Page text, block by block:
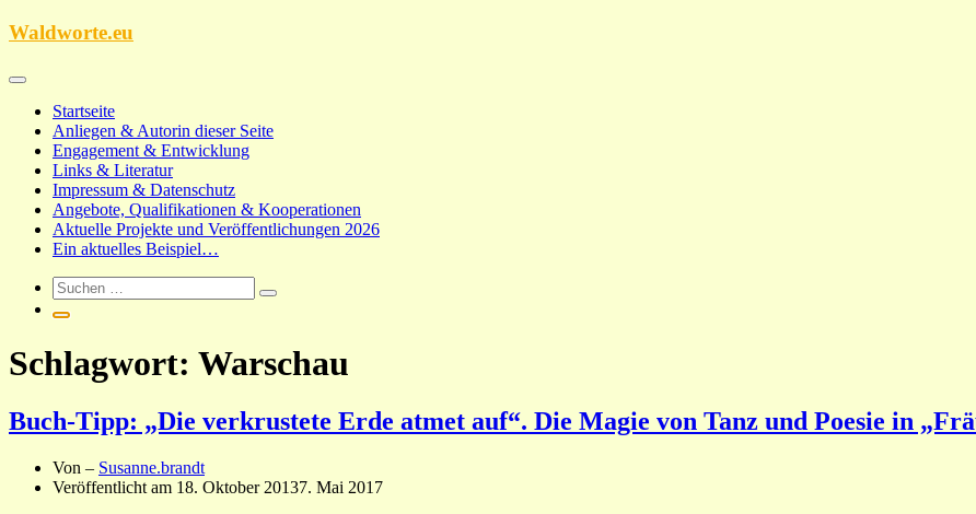
Zum
Waldworte.eu
Startseite
Anliegen & Autorin dieser Seite
Engagement & Entwicklung
Links & Literatur
Impressum & Datenschutz
Angebote, Qualifikationen & Kooperationen
Aktuelle Projekte und Veröffentlichungen 2026
Ein aktuelles Beispiel…
Schlagwort: Warschau
Buch-Tipp: „Die verkrustete Erde atmet auf“. Die Magie von Tanz und Poesie in
Von – Susanne.brandt
Veröffentlicht am 18. Oktober 20137. Mai 2017